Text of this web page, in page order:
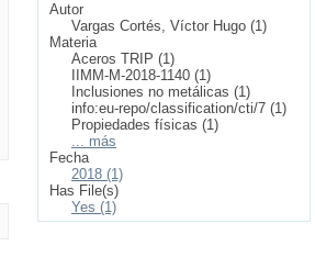
Autor
Vargas Cortés, Víctor Hugo (1)
Materia
Aceros TRIP (1)
IIMM-M-2018-1140 (1)
Inclusiones no metálicas (1)
info:eu-repo/classification/cti/7 (1)
Propiedades físicas (1)
... más
Fecha
2018 (1)
Has File(s)
Yes (1)